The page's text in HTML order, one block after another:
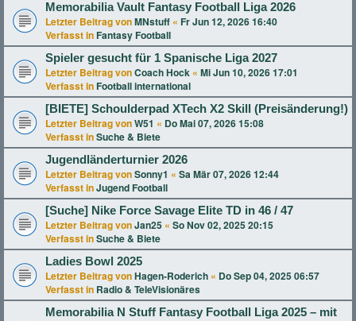
Memorabilia Vault Fantasy Football Liga 2026
Letzter Beitrag vonMNstuff « Fr Jun 12, 2026 16:40
Verfasst in Fantasy Football
Spieler gesucht für 1 Spanische Liga 2027
Letzter Beitrag vonCoach Hock « Mi Jun 10, 2026 17:01
Verfasst in Football international
[BIETE] Schoulderpad XTech X2 Skill (Preisänderung!)
Letzter Beitrag vonW51 « Do Mai 07, 2026 15:08
Verfasst inSuche & Biete
Jugendländerturnier 2026
Letzter Beitrag vonSonny1 « Sa Mär 07, 2026 12:44
Verfasst inJugend Football
[Suche] Nike Force Savage Elite TD in 46 / 47
Letzter Beitrag vonJan25 « So Nov 02, 2025 20:15
Verfasst inSuche & Biete
Ladies Bowl 2025
Letzter Beitrag vonHagen-Roderich « Do Sep 04, 2025 06:57
Verfasst in Radio & TeleVisionäres
Memorabilia N Stuff Fantasy Football Liga 2025 – mit